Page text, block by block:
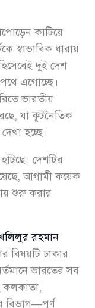
কাটিয়ে
স্বাভাবিক ধারায়
দুই দেশ
পথে এগোচ্ছে।
ভারতীয়
যা কূটনৈতিক
হচ্ছে।
দেশটির
আগামী কয়েক
শুরু করার
রহমান
বিষয়টি ঢাকার
ভারতের সব
কলকাতা,
বিভাগ—পূর্ণ